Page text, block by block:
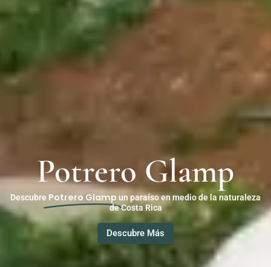
Potrero Glamp
Descubre Potrero Glamp un paraíso en medio de la naturaleza
de Costa Rica
Descubre Más